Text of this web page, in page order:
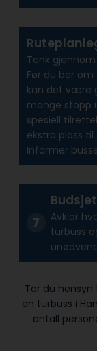
Tenk
Før du ber
kan det være
mange stopp
spesiell
ekstra plass til
Informer
Avklar
turbuss
Tar du
en turbuss i
antall